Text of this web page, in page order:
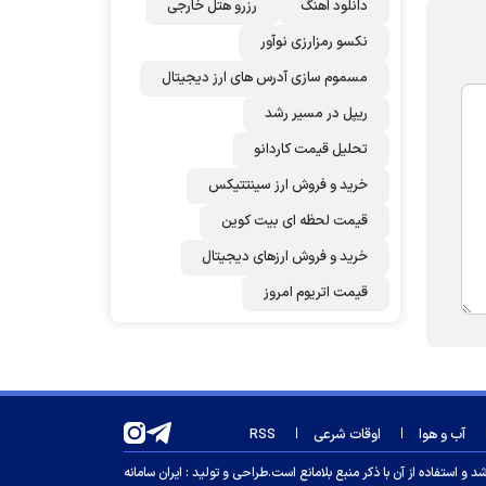
دانلود اهنگ
رزرو هتل خارجی
نکسو رمزارزی نوآور
مسموم سازی آدرس های ارز دیجیتال
ریپل در مسیر رشد
تحلیل قیمت کاردانو
خرید و فروش ارز سینتتیکس
قیمت لحظه ای بیت کوین
خرید و فروش ارزهای دیجیتال
قیمت اتریوم امروز
آب و هوا اوقات شرعی RSS
استفاده از آن با ذکر منبع بلامانع است.طراحی و تولید : ایران سامانه